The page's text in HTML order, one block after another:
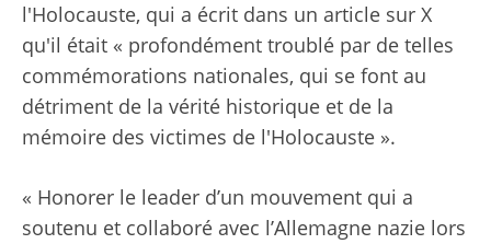
l'Holocauste, qui a écrit dans un article sur X
qu'il était « profondément troublé par de telles
commémorations nationales, qui se font au
détriment de la vérité historique et de la
mémoire des victimes de l'Holocauste ».
« Honorer le leader d’un mouvement qui a
soutenu et collaboré avec l’Allemagne nazie lors